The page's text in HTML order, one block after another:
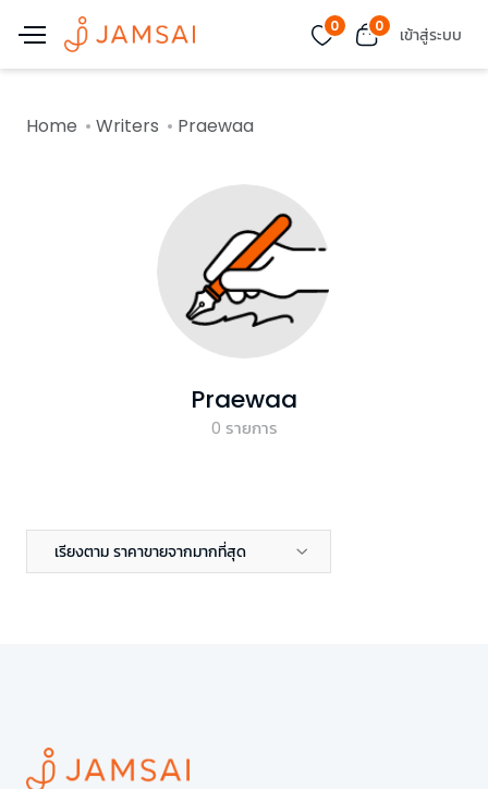
0 0 เข้าสู่ระบบ
Home Writers Praewaa
Praewaa
0 รายการ
เรียงตาม ราคาขายจากมากที่สุด